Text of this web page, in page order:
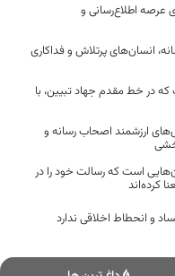
عرصه اطلاع‌رسانی و
انسان‌های پرتلاش و فداکاری
در خط مقدم جهاد تبیین، با
ارزشمند اصحاب رسانه و
است که رسالت خود را در
کرده‌اند
و انحطاط اخلاقی ندارد